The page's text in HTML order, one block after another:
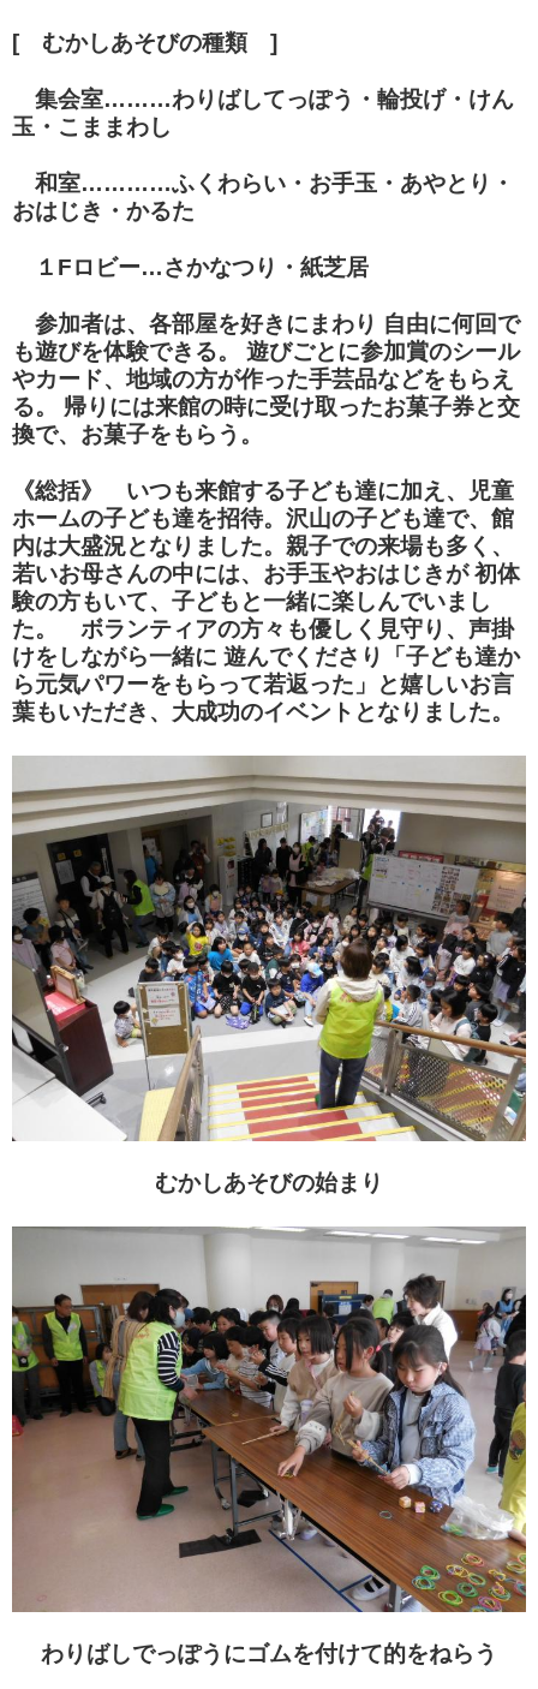
[ むかしあそびの種類 ]
集会室………わりばしてっぽう・輪投げ・けん
玉・こままわし
和室…………ふくわらい・お手玉・あやとり・
おはじき・かるた
１Fロビー…さかなつり・紙芝居
参加者は、各部屋を好きにまわり 自由に何回で
も遊びを体験できる。 遊びごとに参加賞のシール
やカード、地域の方が作った手芸品などをもらえ
る。 帰りには来館の時に受け取ったお菓子券と交
換で、お菓子をもらう。
《総括》
いつも来館する子ども達に加え、児童
ホームの子ども達を招待。沢山の子ども達で、館
内は大盛況となりました。親子での来場も多く、
若いお母さんの中には、お手玉やおはじきが 初体
験の方もいて、子どもと一緒に楽しんでいまし
た。
ボランティアの方々も優しく見守り、声掛
けをしながら一緒に 遊んでくださり「子ども達か
ら元気パワーをもらって若返った」と嬉しいお言
葉もいただき、大成功のイベントとなりました。
むかしあそびの始まり
わりばしでっぽうにゴムを付けて的をねらう